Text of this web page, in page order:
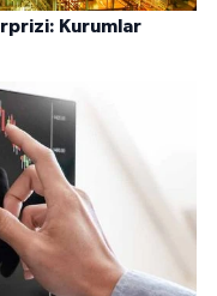
Kurumlar